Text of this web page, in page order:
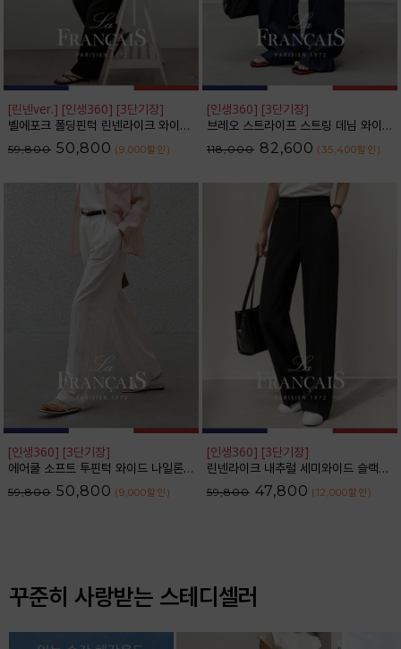
[린넨ver.] [인생360] [3단기장]
벨에포크 폴딩핀턱 린넨라이크 와이드 슬랙스_F6H470SL
59,800 50,800 (9,000할인 )
[인생360] [3단기장]
브레오 스트라이프 스트링 데님 와이드 팬츠_F6H475DP
118,000 82,600 (35,400할인 )
[인생360] [3단기장]
에어쿨 소프트 투핀턱 와이드 나일론 슬랙스_F6S350SL
59,800 50,800 (9,000할인 )
[인생360] [3단기장]
린넨라이크 내추럴 세미와이드 슬랙스_F6S164SL
59,800 47,800 (12,000할인 )
꾸준히 사랑받는 스테디셀러